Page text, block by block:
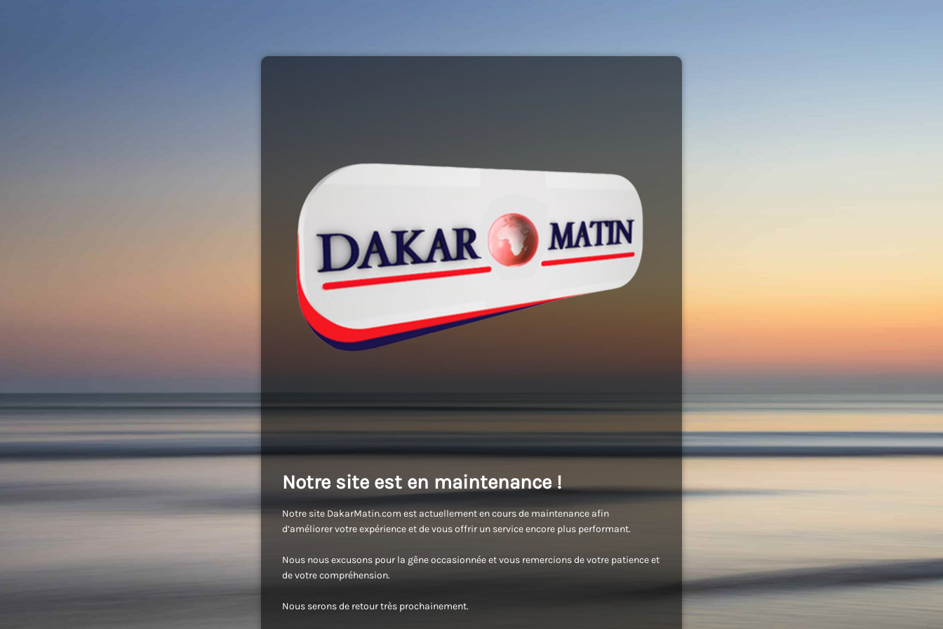
Notre site est en maintenance !
Notre site DakarMatin.com est actuellement en cours de maintenance afin
d’améliorer votre expérience et de vous offrir un service encore plus performant.
Nous nous excusons pour la gêne occasionnée et vous remercions de votre patience et
de votre compréhension.
Nous serons de retour très prochainement.